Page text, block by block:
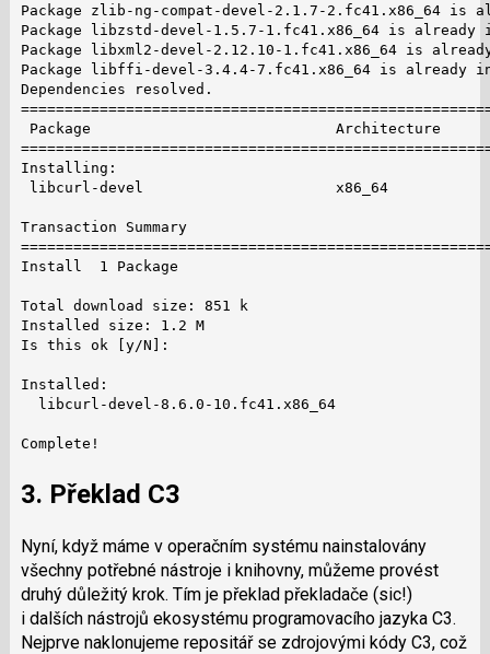
Package zlib-ng-compat-devel-2.1.7-2.fc41.x86_64 is
Package libzstd-devel-1.5.7-1.fc41.x86_64 is
Package libxml2-devel-2.12.10-1.fc41.x86_64 is
Package libffi-devel-3.4.4-7.fc41.x86_64 is already
Dependencies resolved.
Package                            Architecture
Installing:
libcurl-devel                      x86_64
Transaction Summary
Install  1 Package
Total download size: 851 k
Installed size: 1.2 M
Is this ok [y/N]:
Installed:
  libcurl-devel-8.6.0-10.fc41.x86_64
Complete!
3. Překlad C3
Nyní, když máme v operačním systému nainstalovány
všechny potřebné nástroje i knihovny, můžeme provést
druhý důležitý krok. Tím je překlad překladače (sic!)
i dalších nástrojů ekosystému programovacího jazyka C3.
Nejprve naklonujeme repositář se zdrojovými kódy C3, což